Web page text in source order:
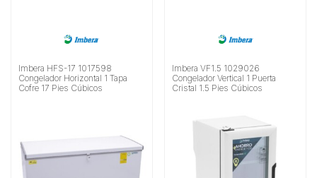
Imbera HFS-17 1017598
Congelador Horizontal 1 Tapa
Cofre 17 Pies Cúbicos
Imbera VF1.5 1029026
Congelador Vertical 1 Puerta
Cristal 1.5 Pies Cúbicos